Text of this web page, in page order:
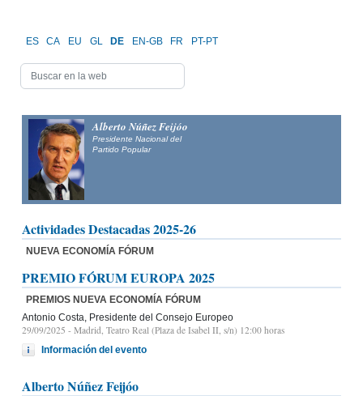
ES CA EU GL DE EN-GB FR PT-PT
Alberto Núñez Feijóo
Presidente Nacional del
Partido Popular
Actividades Destacadas 2025-26
NUEVA ECONOMÍA FÓRUM
PREMIO FÓRUM EUROPA 2025
PREMIOS NUEVA ECONOMÍA FÓRUM
Antonio Costa, Presidente del Consejo Europeo
29/09/2025 - Madrid, Teatro Real (Plaza de Isabel II, s/n) 12:00 horas
Información del evento
Alberto Núñez Feijóo